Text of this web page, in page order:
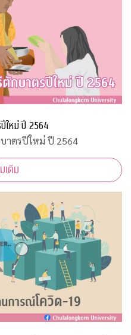
ใหม่ ปี 2564
าตรปีใหม่ ปี 2564
เติม